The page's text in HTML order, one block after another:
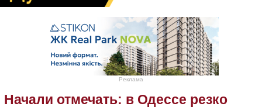
Реклама
Начали отмечать: в Одессе резко